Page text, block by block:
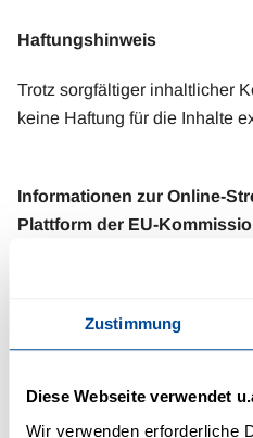
Zustimmung
Diese Webseite verwendet
Wir verwenden erforderliche
Haftungshinweis
Trotz sorgfältiger inhaltlicher
keine Haftung für die Inhalte
Informationen zur Online-
Plattform der EU-
Streitbeilegungs-Plattform
dass ein Gericht